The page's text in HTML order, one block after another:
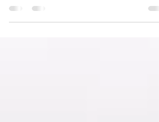
คู่มือเปิดร้านใหม่ เลือกชั้นวางของและอุปกรณ์เปิด
ร้านที่เหมาะสม เพิ่มความเป็นมืออาชีพ พร้อมเทค